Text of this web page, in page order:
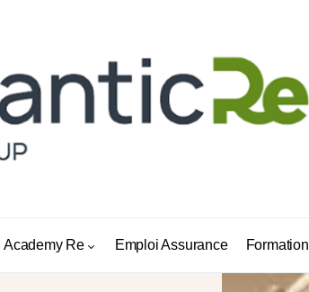
Academy Re Emploi Assurance Formation